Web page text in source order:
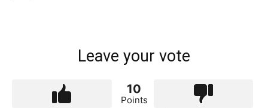
Leave your vote
10
Points